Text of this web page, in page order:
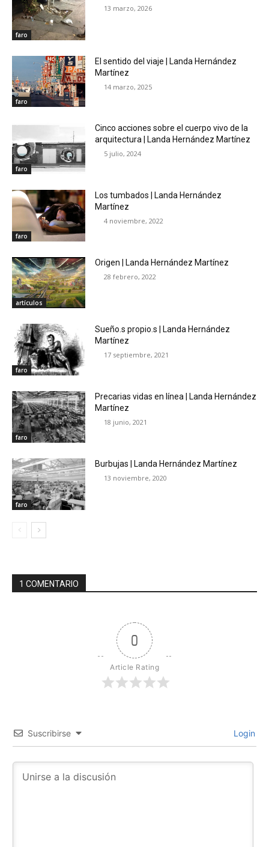
faro
13 marzo, 2026
faro
El sentido del viaje | Landa Hernández
Martínez
14 marzo, 2025
faro
Cinco acciones sobre el cuerpo vivo de la
arquitectura | Landa Hernández Martínez
5 julio, 2024
faro
Los tumbados | Landa Hernández
Martínez
4 noviembre, 2022
artículos
Origen | Landa Hernández Martínez
28 febrero, 2022
faro
Sueño.s propio.s | Landa Hernández
Martínez
17 septiembre, 2021
faro
Precarias vidas en línea | Landa Hernández
Martínez
18 junio, 2021
faro
Burbujas | Landa Hernández Martínez
13 noviembre, 2020
1 COMENTARIO
0
Article Rating
Suscribirse Login